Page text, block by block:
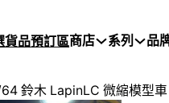
貨品預訂區商店 系列 品
鈴木 LapinLC 微縮模型